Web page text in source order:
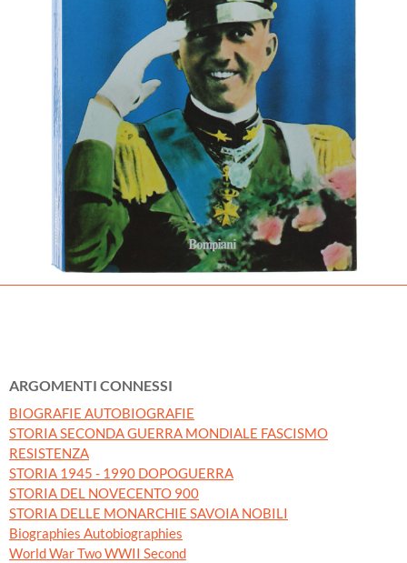
ARGOMENTI CONNESSI
BIOGRAFIE AUTOBIOGRAFIE
STORIA SECONDA GUERRA MONDIALE FASCISMO
RESISTENZA
STORIA 1945 - 1990 DOPOGUERRA
STORIA DEL NOVECENTO 900
STORIA DELLE MONARCHIE SAVOIA NOBILI
Biographies Autobiographies
World War Two WWII Second